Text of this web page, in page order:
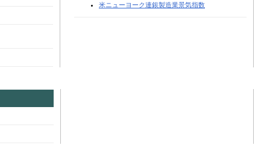
米ニューヨーク連銀製造業景気指数